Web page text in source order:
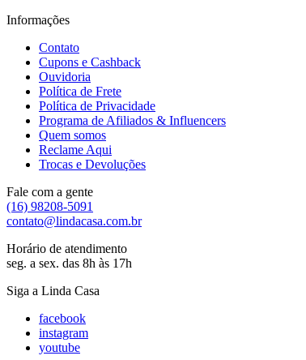
Informações
Contato
Cupons e Cashback
Ouvidoria
Política de Frete
Política de Privacidade
Programa de Afiliados & Influencers
Quem somos
Reclame Aqui
Trocas e Devoluções
Fale com a gente
(16) 98208-5091
contato@lindacasa.com.br
Horário de atendimento
seg. a sex. das 8h às 17h
Siga a Linda Casa
facebook
instagram
youtube